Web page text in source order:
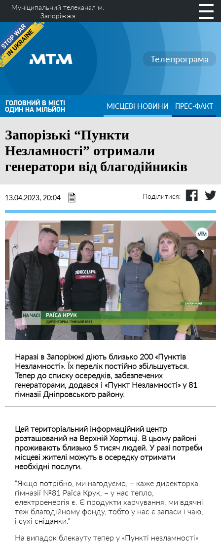
Муніципальний телеканал м.
Запоріжжя
Телепрограма
ГОЛОВНИЙ В МІСТІ
ОДИН НА МІЛЬЙОН МІСЦЕВІ НОВИНИ ПРЕС-ФАКТ
Запорізькі “Пункти
Незламності” отримали
генератори від благодійників
13.04.2023, 20:04 Поділитися:
Наразі в Запоріжжі діють близько 200 «Пунктів
Незламності». Їх перелік постійно збільшується.
Тепер до списку осередків, забезпечених
генераторами, додався і «Пункт Незламності» у 81
гімназії Дніпровського району.
Цей територіальний інформаційний центр
розташований на Верхній Хортиці. В цьому районі
проживають близько 5 тисяч людей. У разі потреби
місцеві жителі можуть в осередку отримати
необхідні послуги.
“Якщо потрібно, ми нагодуємо, – каже директорка
гімназії №81 Раїса Крук, – у нас тепло,
електроенергія є. Є продукти харчування, ми вдячні
теж благодійному фонду, тобто у нас є запаси і чаю,
і сухі сніданки.”
На випадок блекауту тепер у «Пункті незламності»